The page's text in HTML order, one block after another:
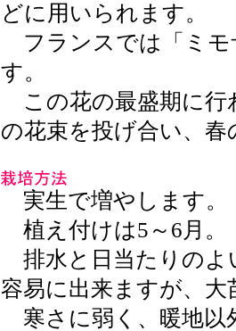
どに用いられます。
フランスでは「ミモ
す。
この花の最盛期に行
の花束を投げ合い、
実生で増やします。
植え付けは5～6月。
排水と日当たりのよ
容易に出来ますが、
寒さに弱く、暖地以